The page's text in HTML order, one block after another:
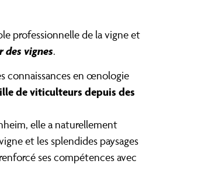
professionnelle de la vigne et
des vignes.
connaissances en œnologie
de viticulteurs depuis des
elle a naturellement
et les splendides paysages
ses compétences avec